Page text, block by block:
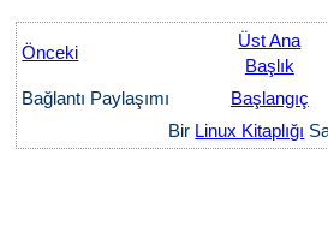
Önceki
Üst Ana
Başlık
Bağlantı Paylaşımı Başlangıç
Bir Linux Kitaplığı